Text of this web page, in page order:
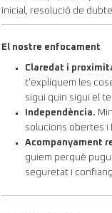
inicial, resolució de
El nostre enfocament
Claredat i
t’expliquem les
sigui quin sigui el
Independència.
solucions obertes i
Acompanyament
guiem perquè
seguretat i